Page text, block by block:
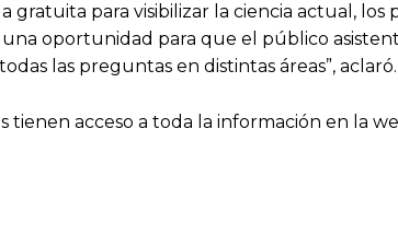
gratuita para visibilizar la ciencia actual,
oportunidad para que el público
las preguntas en distintas áreas”, aclaró.
tienen acceso a toda la información en la